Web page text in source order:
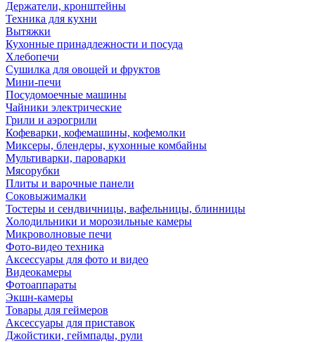
Держатели, кронштейны
Техника для кухни
Вытяжки
Кухонные принадлежности и посуда
Хлебопечи
Сушилка для овощей и фруктов
Мини-печи
Посудомоечные машины
Чайники электрические
Грили и аэрогрили
Кофеварки, кофемашины, кофемолки
Миксеры, блендеры, кухонные комбайны
Мультиварки, пароварки
Мясорубки
Плиты и варочные панели
Соковыжималки
Тостеры и сендвичницы, вафельницы, блинницы
Холодильники и морозильные камеры
Микроволновые печи
Фото-видео техника
Аксессуары для фото и видео
Видеокамеры
Фотоаппараты
Экшн-камеры
Товары для геймеров
Аксессуары для приставок
Джойстики, геймпады, рули